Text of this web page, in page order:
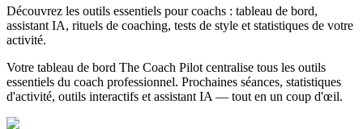
Découvrez les outils essentiels pour coachs : tableau de bord,
assistant IA, rituels de coaching, tests de style et statistiques de votre
activité.
Votre tableau de bord The Coach Pilot centralise tous les outils
essentiels du coach professionnel. Prochaines séances, statistiques
d'activité, outils interactifs et assistant IA — tout en un coup d'œil.